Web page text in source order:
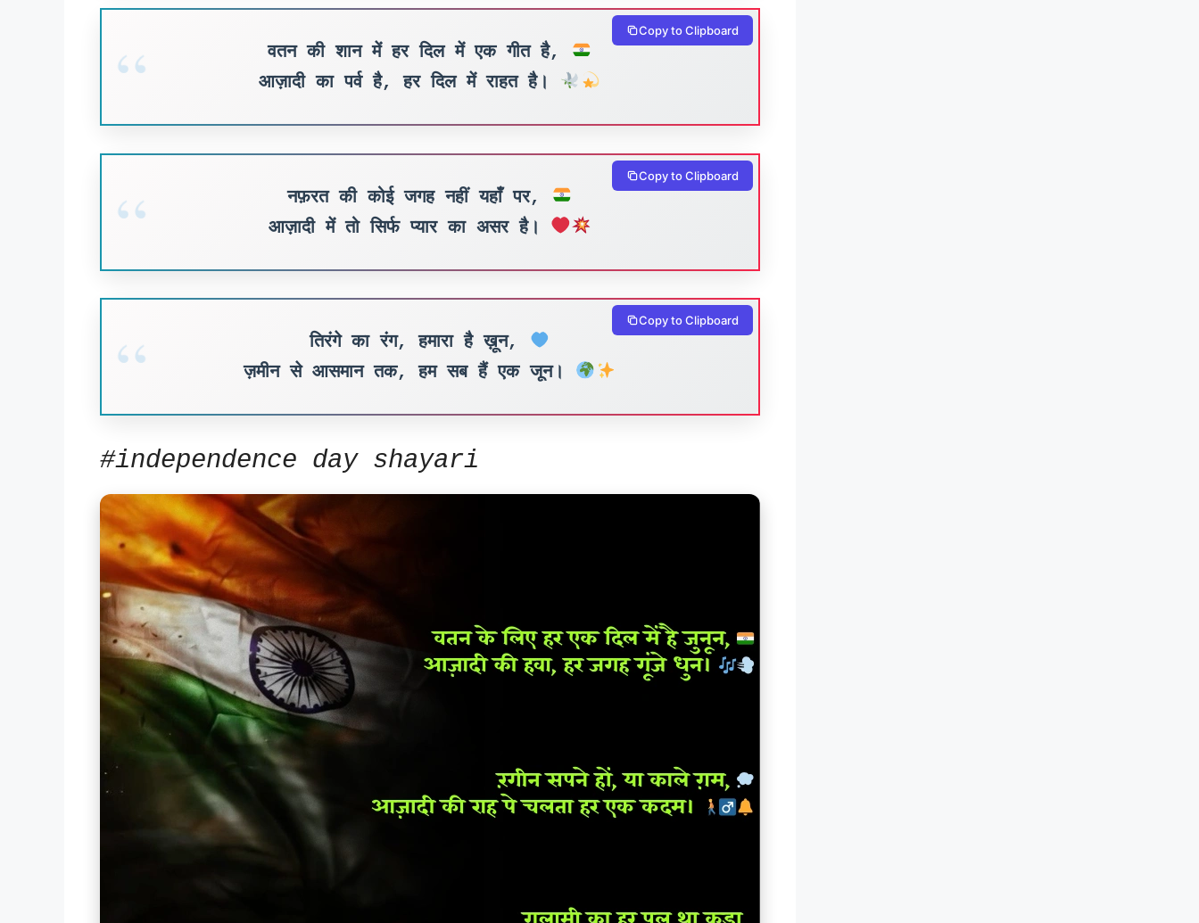
वतन की शान में हर दिल में एक गीत है,
आज़ादी का पर्व है, हर दिल में राहत है।
Copy to Clipboard
नफ़रत की कोई जगह नहीं यहाँ पर,
आज़ादी में तो सिर्फ प्यार का असर है।
Copy to Clipboard
तिरंगे का रंग, हमारा है ख़ून,
ज़मीन से आसमान तक, हम सब हैं एक जून।
Copy to Clipboard
#independence day shayari